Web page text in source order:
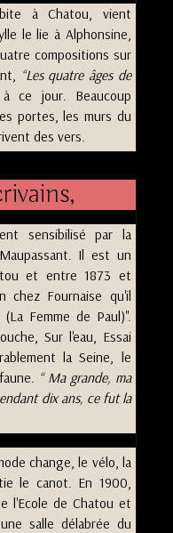
à Chatou, vient
le lie à Alphonsine,
compositions sur
Les quatre âges de
ce jour. Beaucoup
portes, les murs du
des vers.
sensibilisé par la
Il est un
et entre 1873 et
chez Fournaise qu'il
(La Femme de Paul) .
Sur l'eau, Essai
la Seine, le
Ma grande, ma
dix ans, ce fut la
change, le vélo, la
le canot. En 1900,
l'Ecole de Chatou et
salle délabrée du